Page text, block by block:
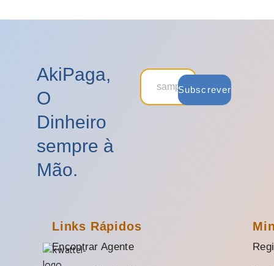
AkiPaga,
O
Dinheiro
sempre à
Mão.
Subscrever
Links Rápidos
Encontrar Agente